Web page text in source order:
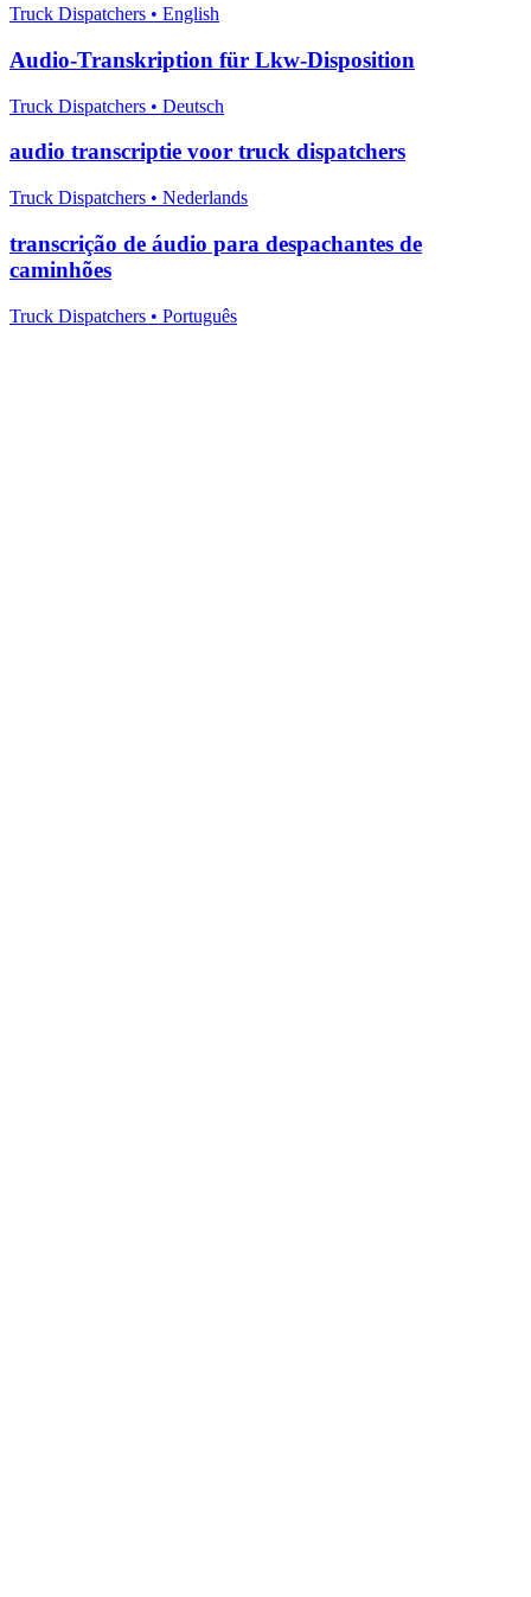
Truck Dispatchers • English
Audio-Transkription für Lkw-Disposition
Truck Dispatchers • Deutsch
audio transcriptie voor truck dispatchers
Truck Dispatchers • Nederlands
transcrição de áudio para despachantes de
caminhões
Truck Dispatchers • Português